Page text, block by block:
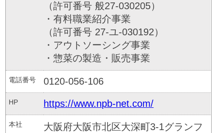
（許可番号 般27-030205）
・有料職業紹介事業
（許可番号 27-ユ-030192）
・アウトソーシング事業
・惣菜の製造・販売事業
電話番号 0120-056-106
HP https://www.npb-net.com/
本社
大阪府大阪市北区大深町3-1グランフ